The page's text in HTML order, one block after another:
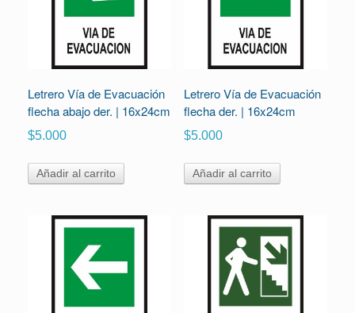
Letrero Vía de Evacuación
flecha abajo der. | 16x24cm
$5.000
Añadir al carrito
Letrero Vía de Evacuación
flecha der. | 16x24cm
$5.000
Añadir al carrito